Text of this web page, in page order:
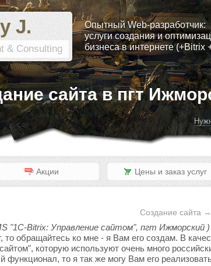
J.
& Consulting
Опытный Web-разработчик:
услуги создания и
бизнеса в интернете (+Bitrix
сайта в пгт
Акции Цены и заказ услуг
Создание сайта
"1C-Bitrix: Управление сайтом", пгт Ижморский )
обращайтесь ко мне - я Вам его создам. В
которую используют очень много
функционал, то я так же могу Вам его